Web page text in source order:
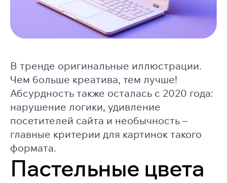
В тренде оригинальные иллюстрации.
Чем больше креатива, тем лучше!
Абсурдность также осталась с 2020 года:
нарушение логики, удивление
посетителей сайта и необычность –
главные критерии для картинок такого
формата.
Пастельные цвета